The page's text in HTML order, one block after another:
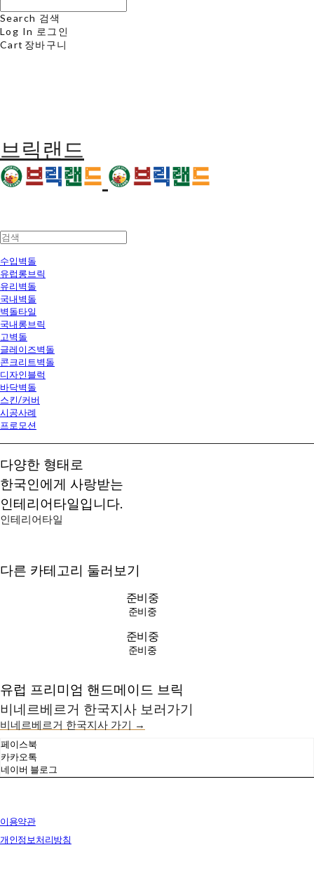
Search 검색
Log In 로그인
Cart 장바구니
브릭랜드
수입벽돌
유럽롱브릭
유리벽돌
국내벽돌
벽돌타일
국내롱브릭
고벽돌
글레이즈벽돌
콘크리트벽돌
디자인블럭
바닥벽돌
스킨/커버
시공사례
프로모션
다양한 형태로
한국인에게 사랑받는
인테리어타일입니다.
인테리어타일
다른 카테고리 둘러보기
준비중
준비중
준비중
준비중
유럽 프리미엄 핸드메이드 브릭
비네르베르거 한국지사 보러가기
비네르베르거 한국지사 가기 →
페이스북
카카오톡
네이버 블로그
이용약관
개인정보처리방침